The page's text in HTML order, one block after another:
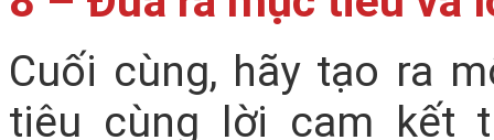
Cuối cùng, hãy tạo ra
tiêu cùng lời cam kết